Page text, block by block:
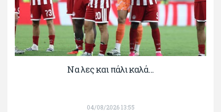
Να λες και πάλι καλά…
04/08/2026 13:55